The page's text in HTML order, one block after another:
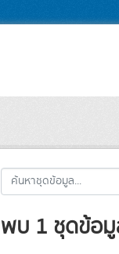
พบ 1 ชุดข้อ